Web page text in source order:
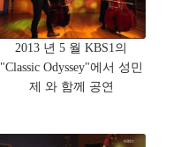
2013 년 5 월 KBS1의
"Classic Odyssey"에서 성민
제 와 함께 공연